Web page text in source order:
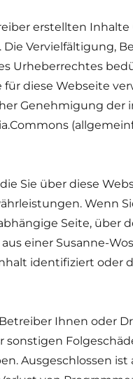
erstellten
Vervielfältigung,
Urheberrechtes
für diese Webseite
Genehmigung der
Sie über diese
Wenn
Seite, über
einer Susanne-
identifiziert oder
Ihnen oder
sonstigen
Ausgeschlossen